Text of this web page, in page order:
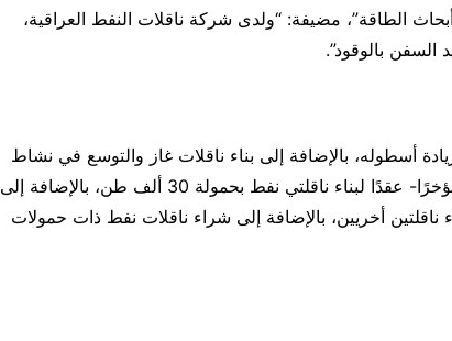
الطاقة”، مضيفة: “ولدى شركة ناقلات النفط العراقية،
أسطوله، بالإضافة إلى بناء ناقلات غاز والتوسع في نشاط
تزويد السفن بالوقود”، مضيفة أن “العراق أضاف -مؤخرًا- عقدًا لبناء ناقلتي نفط بحمولة 30 ألف طن، بالإضافة إلى
ناقلتين أخريين، بالإضافة إلى شراء ناقلات نفط ذات حمولات